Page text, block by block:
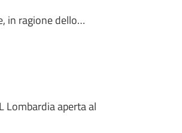
in ragione dello…
Lombardia aperta al